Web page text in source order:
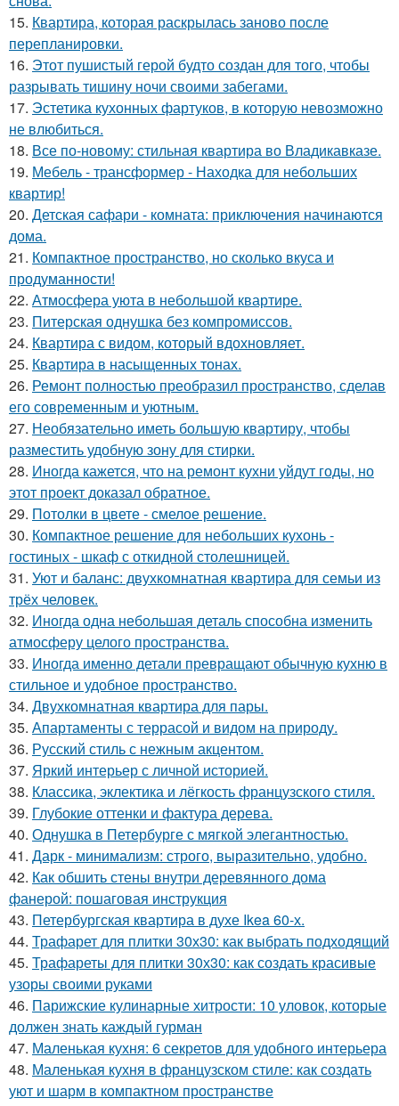
15. Квартира, которая раскрылась заново после
перепланировки.
16. Этот пушистый герой будто создан для того, чтобы
разрывать тишину ночи своими забегами.
17. Эстетика кухонных фартуков, в которую невозможно
не влюбиться.
18. Все по-новому: стильная квартира во Владикавказе.
19. Мебель - трансформер - Находка для небольших
квартир!
20. Детская сафари - комната: приключения начинаются
дома.
21. Компактное пространство, но сколько вкуса и
продуманности!
22. Атмосфера уюта в небольшой квартире.
23. Питерская однушка без компромиссов.
24. Квартира с видом, который вдохновляет.
25. Квартира в насыщенных тонах.
26. Ремонт полностью преобразил пространство, сделав
его современным и уютным.
27. Необязательно иметь большую квартиру, чтобы
разместить удобную зону для стирки.
28. Иногда кажется, что на ремонт кухни уйдут годы, но
этот проект доказал обратное.
29. Потолки в цвете - смелое решение.
30. Компактное решение для небольших кухонь -
гостиных - шкаф с откидной столешницей.
31. Уют и баланс: двухкомнатная квартира для семьи из
трёх человек.
32. Иногда одна небольшая деталь способна изменить
атмосферу целого пространства.
33. Иногда именно детали превращают обычную кухню в
стильное и удобное пространство.
34. Двухкомнатная квартира для пары.
35. Апартаменты с террасой и видом на природу.
36. Русский стиль с нежным акцентом.
37. Яркий интерьер с личной историей.
38. Классика, эклектика и лёгкость французского стиля.
39. Глубокие оттенки и фактура дерева.
40. Однушка в Петербурге с мягкой элегантностью.
41. Дарк - минимализм: строго, выразительно, удобно.
42. Как обшить стены внутри деревянного дома
фанерой: пошаговая инструкция
43. Петербургская квартира в духе Ikea 60-х.
44. Трафарет для плитки 30х30: как выбрать подходящий
45. Трафареты для плитки 30х30: как создать красивые
узоры своими руками
46. Парижские кулинарные хитрости: 10 уловок, которые
должен знать каждый гурман
47. Маленькая кухня: 6 секретов для удобного интерьера
48. Маленькая кухня в французском стиле: как создать
уют и шарм в компактном пространстве